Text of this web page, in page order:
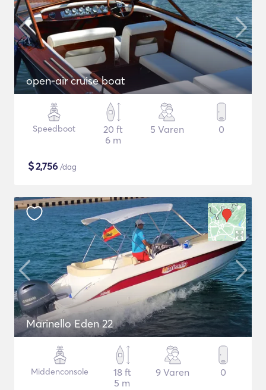
open-air cruise boat
Speedboot
20 ft
6 m
5 Varen 0
$2,756 /dag
Marinello Eden 22
Middenconsole
18 ft
5 m
9 Varen 0